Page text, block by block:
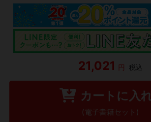
21,021 円 税込
カートに入
(電子書籍セット)